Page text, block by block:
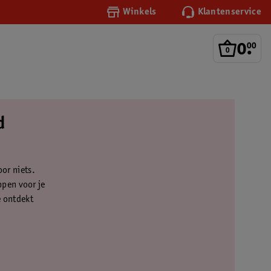
Winkels Klantenservice
0.
00
niets.
voor je
ontdekt